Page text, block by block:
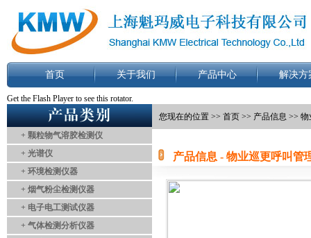
首页 关于我们 产品中心 解决方
Get the Flash Player to see this rotator.
+ 颗粒物气溶胶检测仪
+ 光谱仪
+ 环境检测仪器
+ 烟气粉尘检测仪器
+ 电子电工测试仪器
+ 气体检测分析仪器
您现在的位置 >> 首页 >> 产品信息 >> 物
产品信息 - 物业巡更呼叫管